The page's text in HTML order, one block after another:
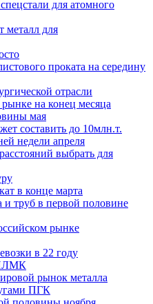
для атомного
металл для
проката на середину
отрасли
на конец месяца
мая
составить до 10млн.т.
недели апреля
выбрать для
в конце марта
и труб в первой половине
рынке
в 22 году
НЛМК
рынок металла
ПГК